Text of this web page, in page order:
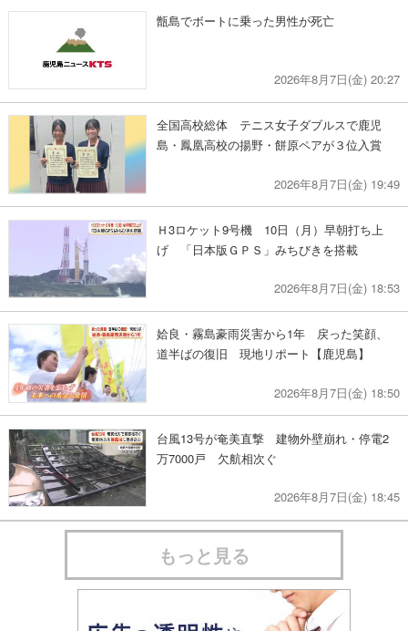
甑島でボートに乗った男性が死亡
2026年8月7日(金) 20:27
全国高校総体 テニス女子ダブルスで鹿児
島・鳳凰高校の揚野・餅原ペアが３位入賞
2026年8月7日(金) 19:49
Ｈ3ロケット9号機 10日（月）早朝打ち上
げ 「日本版ＧＰＳ」みちびきを搭載
2026年8月7日(金) 18:53
姶良・霧島豪雨災害から1年 戻った笑顔、
道半ばの復旧 現地リポート【鹿児島】
2026年8月7日(金) 18:50
台風13号が奄美直撃 建物外壁崩れ・停電2
万7000戸 欠航相次ぐ
2026年8月7日(金) 18:45
もっと見る